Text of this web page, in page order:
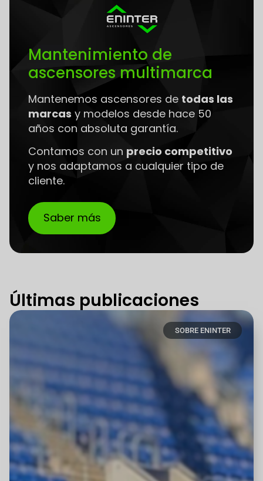
Mantenimiento de
ascensores multimarca
Mantenemos ascensores de todas las
marcas y modelos desde hace 50
años con absoluta garantía.
Contamos con un precio competitivo
y nos adaptamos a cualquier tipo de
cliente.
Saber más
Últimas publicaciones
SOBRE ENINTER